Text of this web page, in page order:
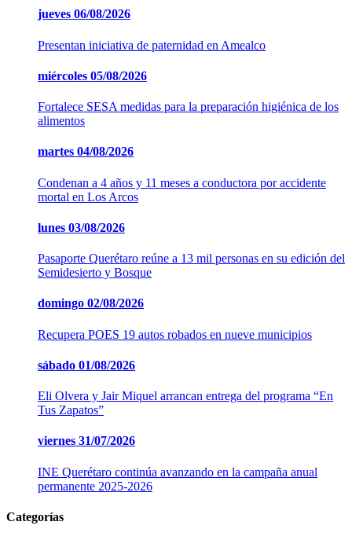
jueves 06/08/2026
Presentan iniciativa de paternidad en Amealco
miércoles 05/08/2026
Fortalece SESA medidas para la preparación higiénica de los
alimentos
martes 04/08/2026
Condenan a 4 años y 11 meses a conductora por accidente
mortal en Los Arcos
lunes 03/08/2026
Pasaporte Querétaro reúne a 13 mil personas en su edición del
Semidesierto y Bosque
domingo 02/08/2026
Recupera POES 19 autos robados en nueve municipios
sábado 01/08/2026
Eli Olvera y Jair Miquel arrancan entrega del programa “En
Tus Zapatos”
viernes 31/07/2026
INE Querétaro continúa avanzando en la campaña anual
permanente 2025-2026
Categorías